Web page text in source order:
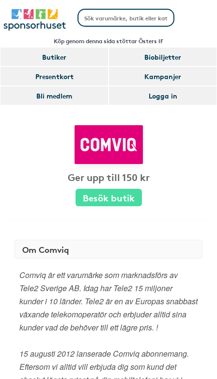
Köp genom denna sida stöttar Östers IF
Butiker
Biobiljetter
Presentkort
Kampanjer
Bli medlem
Logga in
Ger upp till 150 kr
Besök butik
Om Comviq
Comviq är ett varumärke som marknadsförs av
Tele2 Sverige AB. Idag har Tele2 15 miljoner
kunder i 10 länder. Tele2 är en av Europas snabbast
växande telekomoperatör och erbjuder alltid sina
kunder vad de behöver till ett lägre pris. !
15 augusti 2012 lanserade Comviq abonnemang.
Eftersom vi alltid vill erbjuda dig som kund det